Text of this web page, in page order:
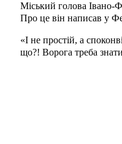
Міський голова Івано-
Про це він написав у
«І не простій, а
що?! Ворога треба